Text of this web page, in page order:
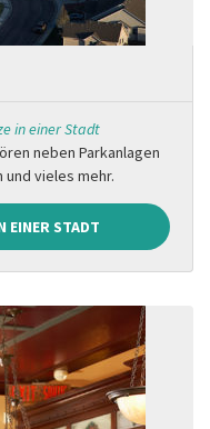
in einer Stadt
neben Parkanlagen
und vieles mehr.
EINER STADT